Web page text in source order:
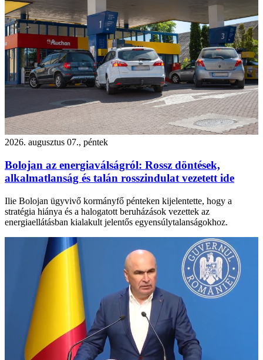
2026. augusztus 07., péntek
Bolojan az energiaválságról: Rossz döntések,
alkalmatlanság és talán rosszindulat vezetett ide
Ilie Bolojan ügyvivő kormányfő pénteken kijelentette, hogy a
stratégia hiánya és a halogatott beruházások vezettek az
energiaellátásban kialakult jelentős egyensúlytalanságokhoz.